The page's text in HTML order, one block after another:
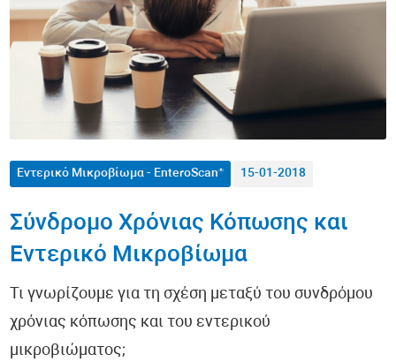
Υγεία Άνδρα
Υγεία Γυναίκας
Διατροφή
Μεταβολισμός / Παχυσαρκία
Δερματολογία
Αντιγήρανση
Εντερικό Μικροβίωμα - EnteroScan® 15-01-2018
Σύνδρομο Χρόνιας Κόπωσης και
Εντερικό Μικροβίωμα
Τι γνωρίζουμε για τη σχέση μεταξύ του συνδρόμου
χρόνιας κόπωσης και του εντερικού
μικροβιώματος;